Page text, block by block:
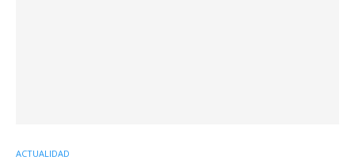
ACTUALIDAD